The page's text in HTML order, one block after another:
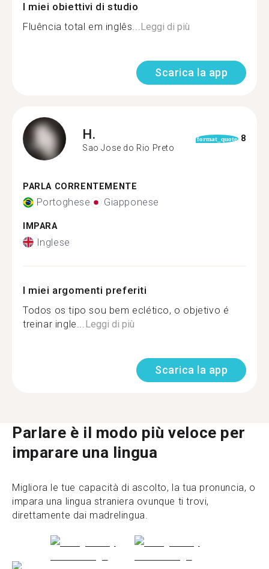
I miei obiettivi di studio
Fluência total em inglês... Leggi di più
Scarica la app
H.
Sao Jose do Rio Preto
format_quote 8
PARLA CORRENTEMENTE
Portoghese Giapponese
IMPARA
Inglese
I miei argomenti preferiti
Todos os tipo sou bem eclético, o objetivo é
treinar ingle... Leggi di più
Scarica la app
Parlare è il modo più veloce per
imparare una lingua
Migliora le tue capacità di ascolto, la tua pronuncia, o
impara una lingua straniera ovunque ti trovi,
direttamente dai madrelingua.